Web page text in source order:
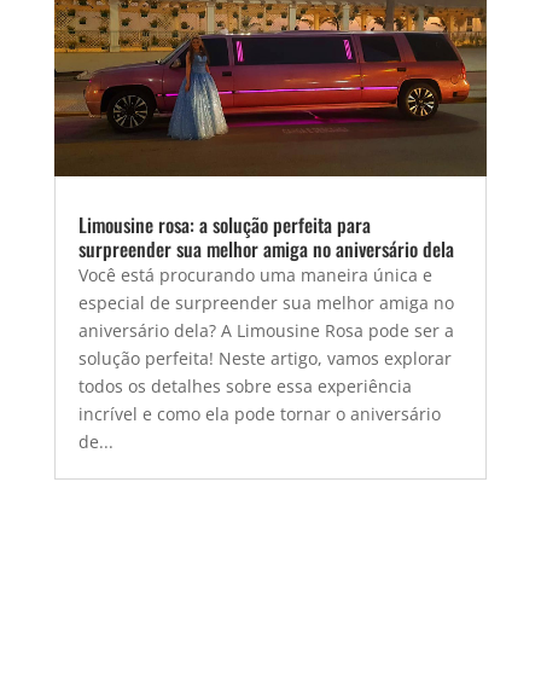
Limousine rosa: a solução perfeita para
surpreender sua melhor amiga no aniversário dela
Você está procurando uma maneira única e
especial de surpreender sua melhor amiga no
aniversário dela? A Limousine Rosa pode ser a
solução perfeita! Neste artigo, vamos explorar
todos os detalhes sobre essa experiência
incrível e como ela pode tornar o aniversário
de...